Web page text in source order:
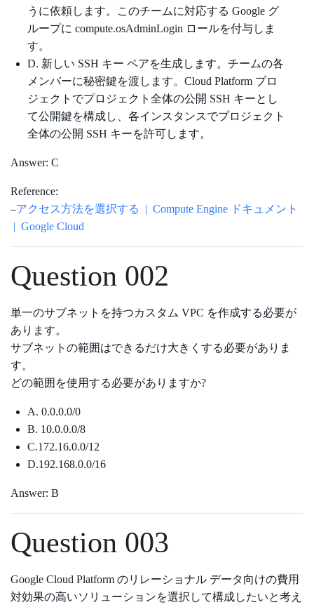
うに依頼します。このチームに対応する Google グ
ループに compute.osAdminLogin ロールを付与しま
す。
D. 新しい SSH キー ペアを生成します。チームの各
メンバーに秘密鍵を渡します。Cloud Platform プロ
ジェクトでプロジェクト全体の公開 SSH キーとし
て公開鍵を構成し、各インスタンスでプロジェクト
全体の公開 SSH キーを許可します。
Answer: C
Reference:
–アクセス方法を選択する | Compute Engine ドキュメント
| Google Cloud
Question 002
単一のサブネットを持つカスタム VPC を作成する必要が
あります。
サブネットの範囲はできるだけ大きくする必要がありま
す。
どの範囲を使用する必要がありますか?
A. 0.0.0.0/0
B. 10.0.0.0/8
C.172.16.0.0/12
D.192.168.0.0/16
Answer: B
Question 003
Google Cloud Platform のリレーショナル データ向けの費用
対効果の高いソリューションを選択して構成したいと考え